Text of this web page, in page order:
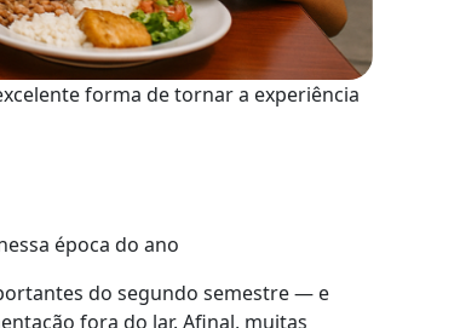
forma de tornar a experiência
época do ano
do segundo semestre — e
fora do lar. Afinal, muitas